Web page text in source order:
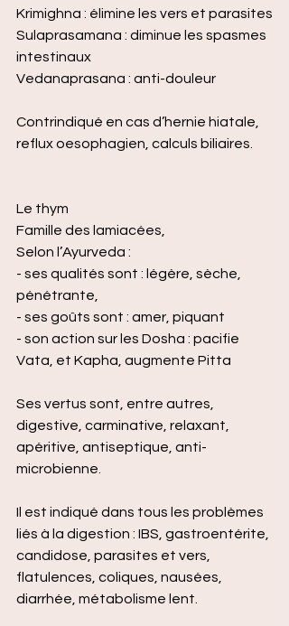
Krimighna : élimine les vers et parasites
Sulaprasamana : diminue les spasmes
intestinaux
Vedanaprasana : anti-douleur
Contrindiqué en cas d’hernie hiatale,
reflux oesophagien, calculs biliaires.
Le thym
Famille des lamiacées,
Selon l’Ayurveda :
- ses qualités sont : légère, sèche,
pénétrante,
- ses goûts sont : amer, piquant
- son action sur les Dosha : pacifie
Vata, et Kapha, augmente Pitta
Ses vertus sont, entre autres,
digestive, carminative, relaxant,
apéritive, antiseptique, anti-
microbienne.
Il est indiqué dans tous les problèmes
liés à la digestion : IBS, gastroentérite,
candidose, parasites et vers,
flatulences, coliques, nausées,
diarrhée, métabolisme lent.